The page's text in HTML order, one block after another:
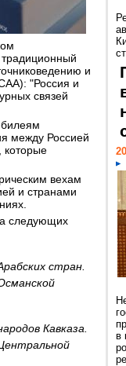
традиционный
и
"Россия и
связей
между Россией
которые
вехам
и странами
следующих
стран.
Кавказа.
в